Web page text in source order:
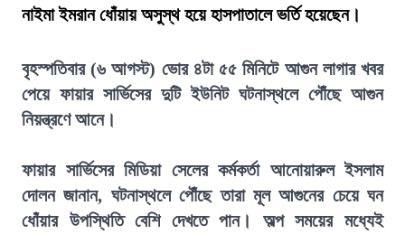
নাইমা ইমরান ধোঁয়ায় অসুস্থ হয়ে হাসপাতালে ভর্তি হয়েছেন।
বৃহস্পতিবার (৬ আগস্ট) ভোর ৪টা ৫৫ মিনিটে আগুন লাগার খবর
পেয়ে ফায়ার সার্ভিসের দুটি ইউনিট ঘটনাস্থলে পৌঁছে আগুন
নিয়ন্ত্রণে আনে।
ফায়ার সার্ভিসের মিডিয়া সেলের কর্মকর্তা আনোয়ারুল ইসলাম
দোলন জানান, ঘটনাস্থলে পৌঁছে তারা মূল আগুনের চেয়ে ঘন
ধোঁয়ার উপস্থিতি বেশি দেখতে পান। অল্প সময়ের মধ্যেই